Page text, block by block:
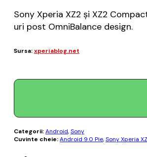
Sony Xperia XZ2 şi XZ2
uri post OmniBalance design.
Sursa:xperiablog.net
Categorii:Android,Sony
Cuvinte cheie:Android 9.0 Pie,Sony Xperia